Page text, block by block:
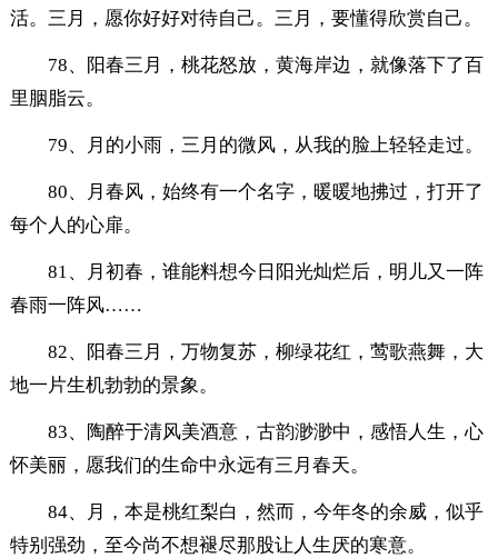
活。三月，愿你好好对待自己。三月，要懂得欣赏自己。
78、阳春三月，桃花怒放，黄海岸边，就像落下了百
里胭脂云。
79、月的小雨，三月的微风，从我的脸上轻轻走过。
80、月春风，始终有一个名字，暖暖地拂过，打开了
每个人的心扉。
81、月初春，谁能料想今日阳光灿烂后，明儿又一阵
春雨一阵风……
82、阳春三月，万物复苏，柳绿花红，莺歌燕舞，大
地一片生机勃勃的景象。
83、陶醉于清风美酒意，古韵渺渺中，感悟人生，心
怀美丽，愿我们的生命中永远有三月春天。
84、月，本是桃红梨白，然而，今年冬的余威，似乎
特别强劲，至今尚不想褪尽那股让人生厌的寒意。